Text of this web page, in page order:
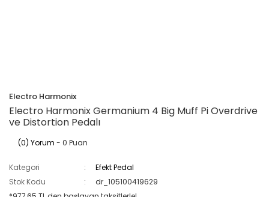
Electro Harmonix
Electro Harmonix Germanium 4 Big Muff Pi Overdrive
ve Distortion Pedalı
(0) Yorum - 0 Puan
Kategori
Efekt Pedal
Stok Kodu
dr_105100419629